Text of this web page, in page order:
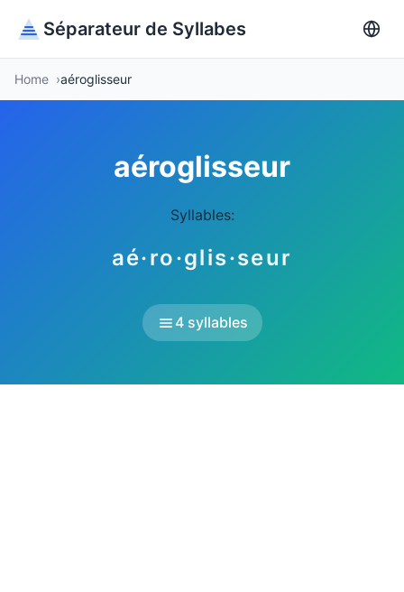
Séparateur de Syllabes
Home aéroglisseur
aéroglisseur
Syllables:
aé·ro·glis·seur
4 syllables